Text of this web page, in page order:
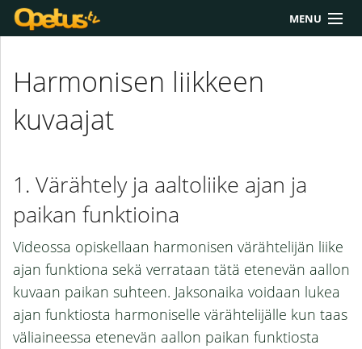
MENU
Lukio
Yläkoulu
Extrat
Chat
Polku
Harmonisen liikkeen
kuvaajat
Värähtely ja aaltoliike ajan ja
paikan funktioina
Videossa opiskellaan harmonisen värähtelijän liike
ajan funktiona sekä verrataan tätä etenevän aallon
kuvaan paikan suhteen. Jaksonaika voidaan lukea
ajan funktiosta harmoniselle värähtelijälle kun taas
väliaineessa etenevän aallon paikan funktiosta